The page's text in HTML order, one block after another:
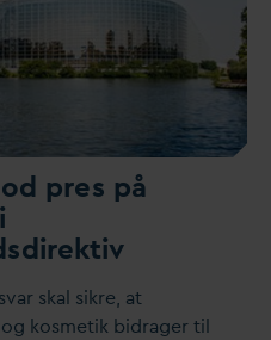
pres på
var skal sikre, at
kosmetik bidrager til